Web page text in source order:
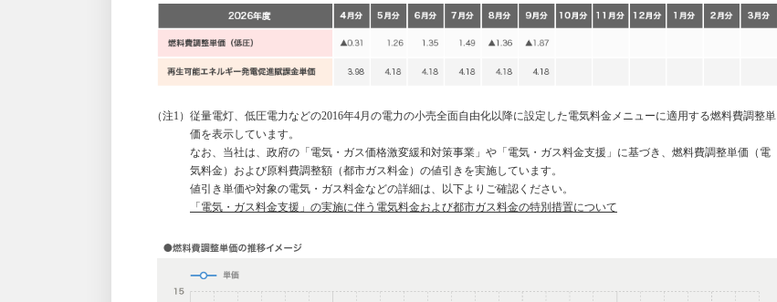
（注1）従量電灯、低圧電力などの2016年4月の電力の小売全面自由化以降に設定した電気料金メニューに適用する燃料費調整単
価を表示しています。
なお、当社は、政府の「電気・ガス価格激変緩和対策事業」や「電気・ガス料金支援」に基づき、燃料費調整単価（電
気料金）および原料費調整額（都市ガス料金）の値引きを実施しています。
値引き単価や対象の電気・ガス料金などの詳細は、以下よりご確認ください。
「電気・ガス料金支援」の実施に伴う電気料金および都市ガス料金の特別措置について